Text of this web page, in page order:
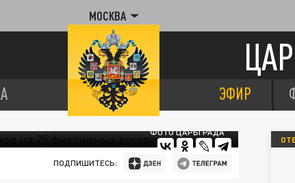
МОСКВА
ЭФИР
ФОТО ЦАРЬГРАДА
ПОДПИШИТЕСЬ: